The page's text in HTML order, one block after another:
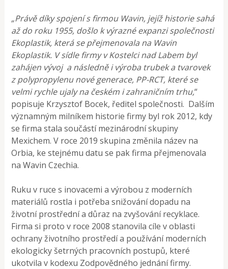
„Právě díky spojení s firmou Wavin, jejíž historie sahá
až do roku 1955, došlo k výrazné expanzi společnosti
Ekoplastik, která se přejmenovala na Wavin
Ekoplastik. V sídle firmy v Kostelci nad Labem byl
zahájen vývoj a následně i výroba trubek a tvarovek
z polypropylenu nové generace, PP-RCT, které se
velmi rychle ujaly na českém i zahraničním trhu,“
popisuje Krzysztof Bocek, ředitel společnosti. Dalším
významným milníkem historie firmy byl rok 2012, kdy
se firma stala součástí mezinárodní skupiny
Mexichem. V roce 2019 skupina změnila název na
Orbia, ke stejnému datu se pak firma přejmenovala
na Wavin Czechia.
Ruku v ruce s inovacemi a výrobou z moderních
materiálů rostla i potřeba snižování dopadu na
životní prostřední a důraz na zvyšování recyklace.
Firma si proto v roce 2008 stanovila cíle v oblasti
ochrany životního prostředí a používání moderních
ekologicky šetrných pracovních postupů, které
ukotvila v kodexu Zodpovědného jednání firmy.